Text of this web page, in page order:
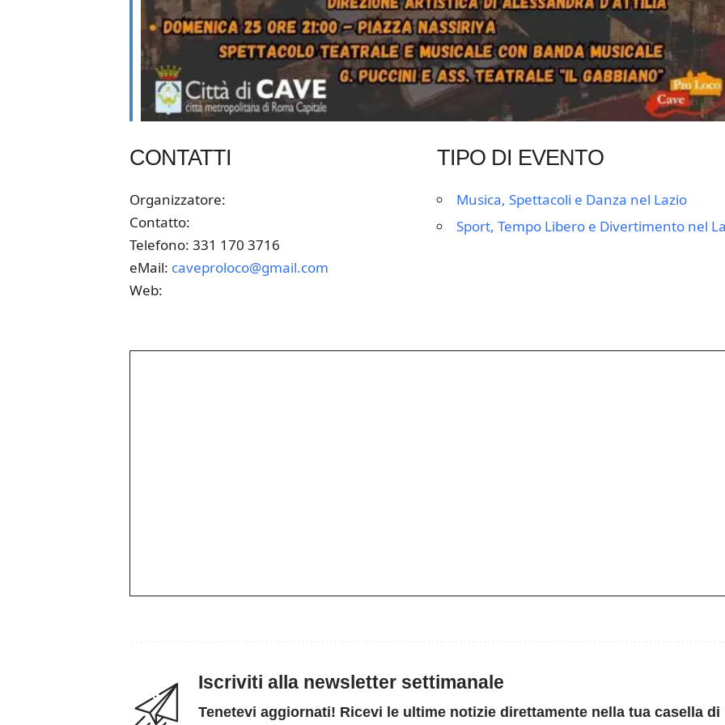
CONTATTI
Organizzatore:
Contatto:
Telefono: 331 170 3716
eMail: caveproloco@gmail.com
Web:
TIPO DI EVENTO
Musica, Spettacoli e Danza nel Lazio
Sport, Tempo Libero e Divertimento nel
Iscriviti alla newsletter settimanale
Tenetevi aggiornati! Ricevi le ultime notizie direttamente nella tua casella di